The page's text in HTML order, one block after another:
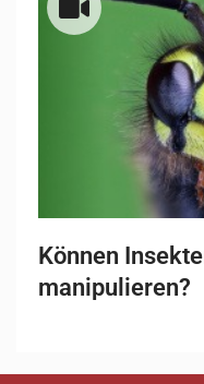
Können
manipulieren?